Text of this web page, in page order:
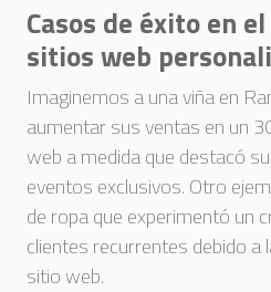
Casos de éxito en
sitios web
Imaginemos a una viña en
aumentar sus ventas en un
web a medida que destacó
eventos exclusivos. Otro
de ropa que experimentó un
clientes recurrentes debido a
sitio web.